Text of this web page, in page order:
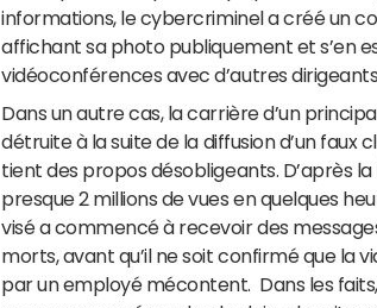
informations, le cybercriminel a créé un
affichant sa photo publiquement et s’en
vidéoconférences avec d’autres
Dans un autre cas, la carrière d’un
détruite à la suite de la diffusion d’un faux
tient des propos désobligeants. D’après
presque 2 millions de vues en quelques
visé a commencé à recevoir des
morts, avant qu’il ne soit confirmé que
par un employé mécontent. Dans les